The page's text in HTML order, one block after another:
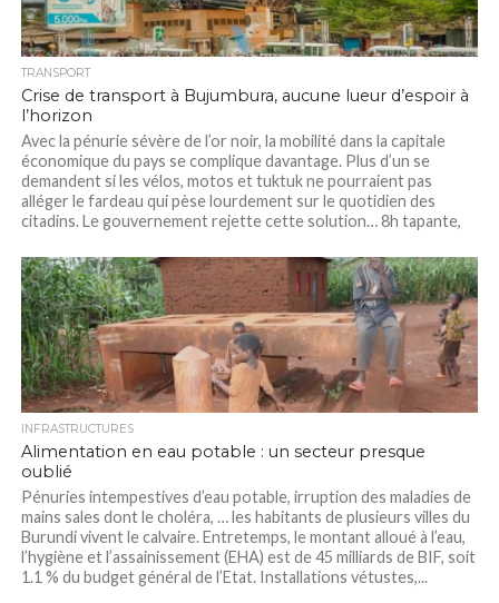
TRANSPORT
Crise de transport à Bujumbura, aucune lueur d’espoir à
l’horizon
Avec la pénurie sévère de l’or noir, la mobilité dans la capitale
économique du pays se complique davantage. Plus d’un se
demandent si les vélos, motos et tuktuk ne pourraient pas
alléger le fardeau qui pèse lourdement sur le quotidien des
citadins. Le gouvernement rejette cette solution… 8h tapante,
INFRASTRUCTURES
Alimentation en eau potable : un secteur presque
oublié
Pénuries intempestives d’eau potable, irruption des maladies de
mains sales dont le choléra, … les habitants de plusieurs villes du
Burundi vivent le calvaire. Entretemps, le montant alloué à l’eau,
l’hygiène et l’assainissement (EHA) est de 45 milliards de BIF, soit
1.1 % du budget général de l’Etat. Installations vétustes,...